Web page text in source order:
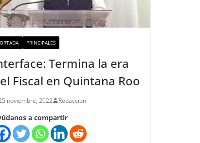
PRINCIPALES
Termina la era
Fiscal en Quintana Roo
noviembre, 2022 Redaccion
a compartir